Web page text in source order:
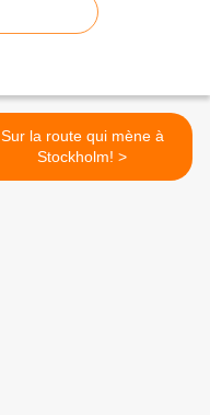
Sur la route qui mène à
Stockholm! >